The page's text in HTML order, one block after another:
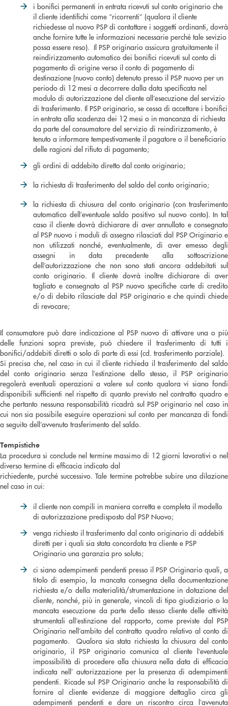
i bonifici permanenti in entrata ricevuti sul conto originario che
il cliente identifichi come “ricorrenti” (qualora il cliente
richiedesse al nuovo PSP di contattare i soggetti ordinanti, dovrà
anche fornire tutte le informazioni necessarie perché tale sevizio
possa essere reso). Il PSP originario assicura gratuitamente il
reindirizzamento automatico dei bonifici ricevuti sul conto di
pagamento di origine verso il conto di pagamento di
destinazione (nuovo conto) detenuto presso il PSP nuovo per un
periodo di 12 mesi a decorrere dalla data specificata nel
modulo di autorizzazione del cliente all’esecuzione del servizio
di trasferimento. Il PSP originario, se cessa di accettare i bonifici
in entrata alla scadenza dei 12 mesi o in mancanza di richiesta
da parte del consumatore del servizio di reindirizzamento, è
tenuto a informare tempestivamente il pagatore o il beneficiario
delle ragioni del rifiuto di pagamento;
gli ordini di addebito diretto dal conto originario;
la richiesta di trasferimento del saldo del conto originario;
la richiesta di chiusura del conto originario (con trasferimento
automatico dell’eventuale saldo positivo sul nuovo conto). In tal
caso il cliente dovrà dichiarare di aver annullato e consegnato
al PSP nuovo i moduli di assegno rilasciati dal PSP Originario e
non utilizzati nonché, eventualmente, di aver emesso degli
assegni in data precedente alla sottoscrizione
dell’autorizzazione che non sono stati ancora addebitati sul
conto originario. Il cliente dovrà inoltre dichiarare di aver
tagliato e consegnato al PSP nuovo specifiche carte di credito
e/o di debito rilasciate dal PSP originario e che quindi chiede
di revocare;
Il consumatore può dare indicazione al PSP nuovo di attivare una o più
delle funzioni sopra previste, può chiedere il trasferimento di tutti i
bonifici/addebiti diretti o solo di parte di essi (cd. trasferimento parziale).
Si precisa che, nel caso in cui il cliente richieda il trasferimento del saldo
del conto originario senza l’estinzione dello stesso, il PSP originario
regolerà eventuali operazioni a valere sul conto qualora vi siano fondi
disponibili sufficienti nel rispetto di quanto previsto nel contratto quadro e
che pertanto nessuna responsabilità ricadrà sul PSP originario nel caso in
cui non sia possibile eseguire operazioni sul conto per mancanza di fondi
a seguito dell’avvenuto trasferimento del saldo.
Tempistiche
La procedura si conclude nel termine massimo di 12 giorni lavorativi o nel
diverso termine di efficacia indicato dal
richiedente, purché successivo. Tale termine potrebbe subire una dilazione
nel caso in cui:
il cliente non compili in maniera corretta e completa il modello
di autorizzazione predisposto dal PSP Nuovo;
venga richiesto il trasferimento dal conto originario di addebiti
diretti per i quali sia stata concordata tra cliente e PSP
Originario una garanzia pro soluto;
ci siano adempimenti pendenti presso il PSP Originario quali, a
titolo di esempio, la mancata consegna della documentazione
richiesta e/o della materialità/strumentazione in dotazione del
cliente, nonché, più in generale, vincoli di tipo giudiziario o la
mancata esecuzione da parte dello stesso cliente delle attività
strumentali all’estinzione del rapporto, come previste dal PSP
Originario nell’ambito del contratto quadro relativo al conto di
pagamento. Qualora sia stata richiesta la chiusura del conto
originario, il PSP originario comunica al cliente l’eventuale
impossibilità di procedere alla chiusura nella data di efficacia
indicata nell’ autorizzazione per la presenza di adempimenti
pendenti. Ricade sul PSP Originario anche la responsabilità di
fornire al cliente evidenze di maggiore dettaglio circa gli
adempimenti pendenti e dare un riscontro circa l’avvenuta